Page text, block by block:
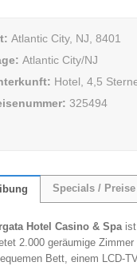
Atlantic City, NJ, 8401
Atlantic City/NJ
Hotel, 4,5
325494
Specials / Preise
Hotel Casino & Spaist
2.000 geräumige
Bett, einem LCD-